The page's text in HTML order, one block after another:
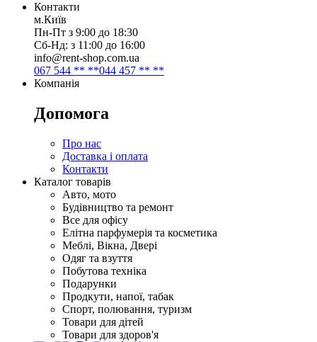
Контакти
м.Київ
Пн-Пт з 9:00 до 18:30
Сб-Нд: з 11:00 до 16:00
info@rent-shop.com.ua
067 544 ** **044 457 ** **
Компанія
Допомога
Про нас
Доставка і оплата
Контакти
Каталог товарів
Авто, мото
Будівництво та ремонт
Все для офісу
Елітна парфумерія та косметика
Меблі, Вікна, Двері
Одяг та взуття
Побутова техніка
Подарунки
Продкути, напої, табак
Спорт, полювання, туризм
Товари для дітей
Товари для здоров'я